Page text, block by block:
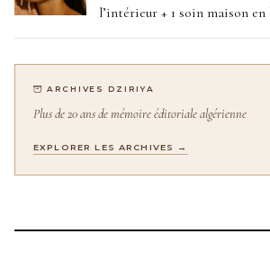
l’intérieur + 1 soin maison en
ARCHIVES DZIRIYA
Plus de 20 ans de mémoire éditoriale algérienne
EXPLORER LES ARCHIVES →